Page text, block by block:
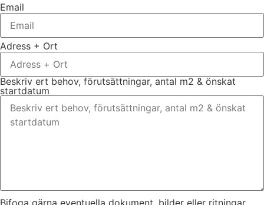
Email
Adress + Ort
Beskriv ert behov, förutsättningar, antal m2 & önskat
startdatum
Bifoga gärna eventuella dokument, bilder eller ritningar